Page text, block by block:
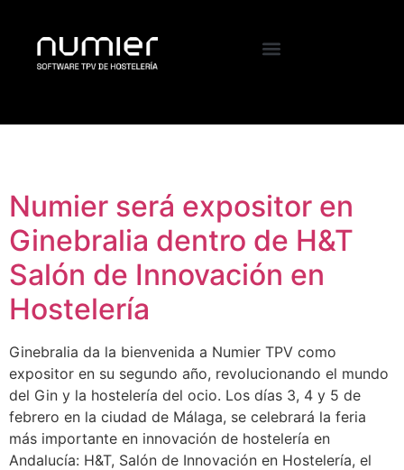
Numier será expositor en
Ginebralia dentro de H&T
Salón de Innovación en
Hostelería
Ginebralia da la bienvenida a Numier TPV como
expositor en su segundo año, revolucionando el mundo
del Gin y la hostelería del ocio. Los días 3, 4 y 5 de
febrero en la ciudad de Málaga, se celebrará la feria
más importante en innovación de hostelería en
Andalucía: H&T, Salón de Innovación en Hostelería, el